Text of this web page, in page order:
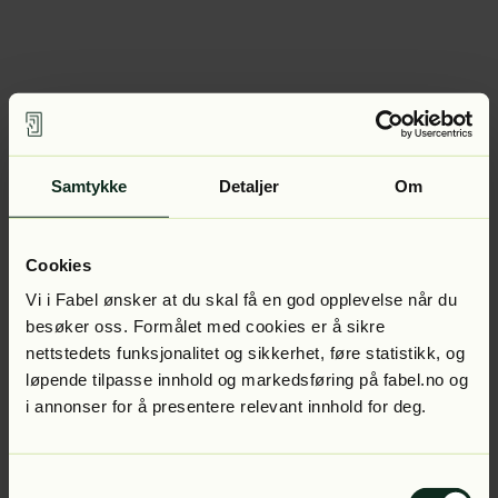
Samtykke Detaljer Om
Cookies
Vi i Fabel ønsker at du skal få en god opplevelse når du
besøker oss. Formålet med cookies er å sikre
nettstedets funksjonalitet og sikkerhet, føre statistikk, og
løpende tilpasse innhold og markedsføring på fabel.no og
i annonser for å presentere relevant innhold for deg.